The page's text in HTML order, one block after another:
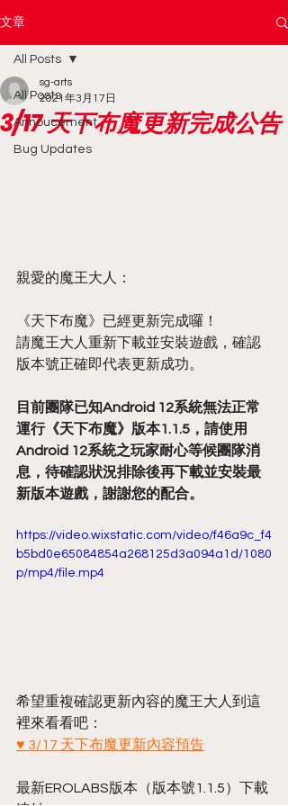
文章
All Posts
Annoucement
Bug Updates
All Posts
3/17 天下布魔更新完成公告
sg-arts
2021年3月17日
親愛的魔王大人：
《天下布魔》已經更新完成囉！
請魔王大人重新下載並安裝遊戲，確認
版本號正確即代表更新成功。
目前團隊已知Android 12系統無法正常
運行《天下布魔》版本1.1.5，請使用
Android 12系統之玩家耐心等候團隊消
息，待確認狀況排除後再下載並安裝最
新版本遊戲，謝謝您的配合。
https://video.wixstatic.com/video/f46a9c_f4
b5bd0e65084854a268125d3a094a1d/1080
p/mp4/file.mp4
希望重複確認更新內容的魔王大人到這
裡來看看吧：
♥ 3/17 天下布魔更新內容預告
最新EROLABS版本（版本號1.1.5）下載